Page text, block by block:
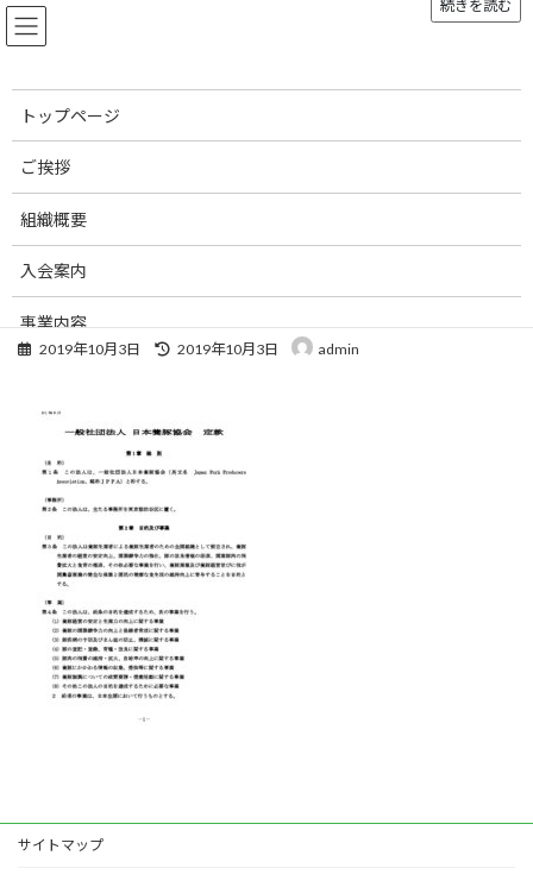
コ
ン
ナ
ビ
メディア
トップページ
01_teikan
2019年10月3日
最
日
:
2019年10月3日 admin
サイトマップ
続きを読む
トップページ
ご挨拶
組織概要
入会案内
事業内容
刊行物
お問い合わせ